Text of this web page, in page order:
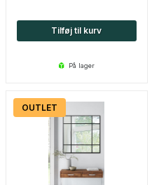
Tilføj til kurv
på lager
OUTLET